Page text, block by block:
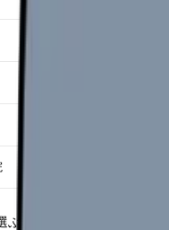
投与予定、処方変更、
同効薬、重複、アレル
退院後に同じ薬が続く
ぶわけではありません。し